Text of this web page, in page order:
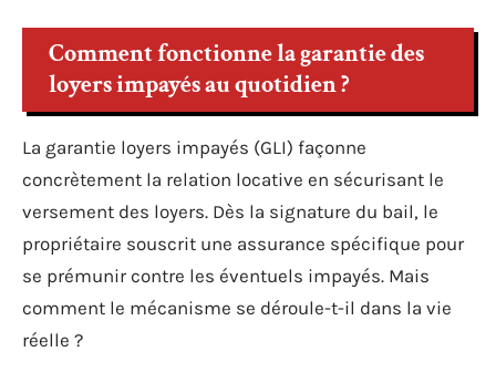
Comment fonctionne la garantie des
loyers impayés au quotidien ?
La garantie loyers impayés (GLI) façonne
concrètement la relation locative en sécurisant le
versement des loyers. Dès la signature du bail, le
propriétaire souscrit une assurance spécifique pour
se prémunir contre les éventuels impayés. Mais
comment le mécanisme se déroule-t-il dans la vie
réelle ?